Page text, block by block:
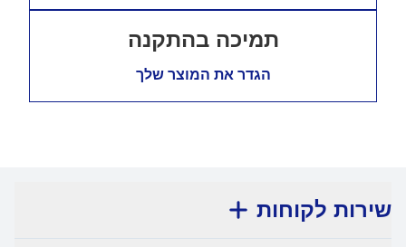
תמיכה בהתקנה
הגדר את המוצר שלך
שירות לקוחות